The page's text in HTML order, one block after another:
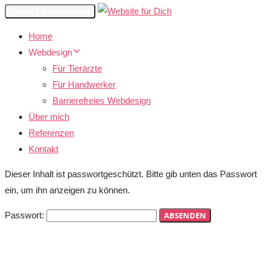
Home
Webdesign
Für Tierärzte
Für Handwerker
Barrierefreies Webdesign
Über mich
Referenzen
Kontakt
Dieser Inhalt ist passwortgeschützt. Bitte gib unten das Passwort
ein, um ihn anzeigen zu können.
Passwort: